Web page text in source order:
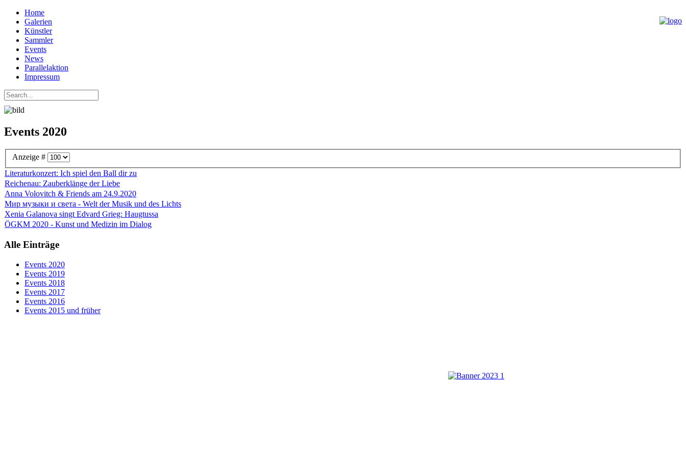
Home
Galerien
Künstler
Sammler
Events
News
Parallelaktion
Impressum
Events 2020
Anzeige #
Literaturkonzert: Ich spiel den Ball dir zu
Reichenau: Zauberklänge der Liebe
Anna Volovitch & Friends am 24.9.2020
Мир музыки и света - Welt der Musik und des Lichts
Xenia Galanova singt Edvard Grieg: Haugtussa
ÖGKM 2020 - Kunst und Medizin im Dialog
Alle Einträge
Events 2020
Events 2019
Events 2018
Events 2017
Events 2016
Events 2015 und früher